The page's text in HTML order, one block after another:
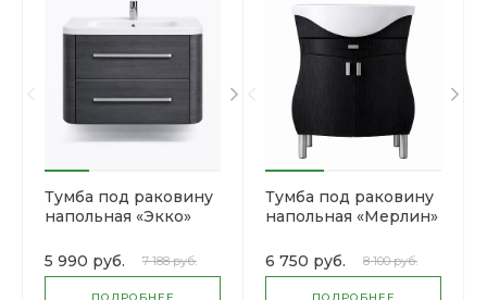
Тумба под раковину
напольная «Экко»
5 990 руб. 7 188 руб.
Тумба под раковину
напольная «Мерлин»
6 750 руб. 8 100 руб.